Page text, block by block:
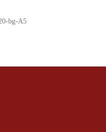
bg-A5